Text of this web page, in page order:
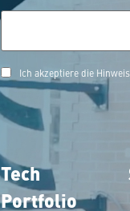
Ich akzeptiere die
Tech
Portfolio